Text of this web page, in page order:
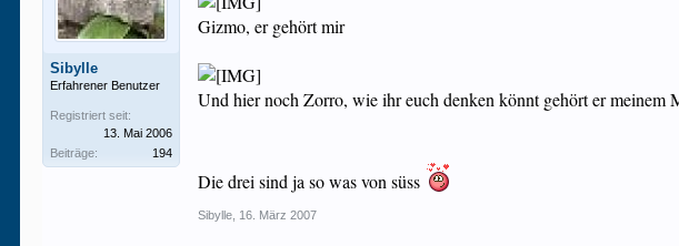
Sibylle
Erfahrener Benutzer
Registriert seit:
13. Mai 2006
Beiträge:
194
Gizmo, er gehört mir
Und hier noch Zorro, wie ihr euch denken könnt gehört er meinem
Die drei sind ja so was von süss
Sibylle 16. März 2007